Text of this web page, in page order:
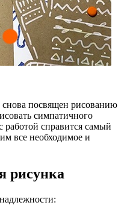
посвящен рисованию
симпатичного
работой справится самый
все необходимое и
рисунка